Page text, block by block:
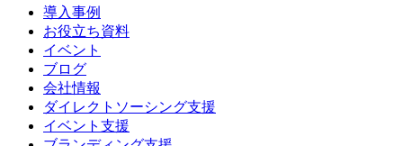
導入事例
お役立ち資料
イベント
ブログ
会社情報
ダイレクトソーシング支援
イベント支援